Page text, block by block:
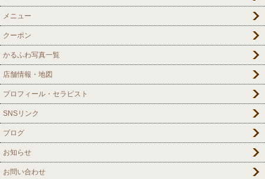
メニュー
クーポン
かるふわ写真一覧
店舗情報・地図
プロフィール・セラピスト
SNSリンク
ブログ
お知らせ
お問い合わせ